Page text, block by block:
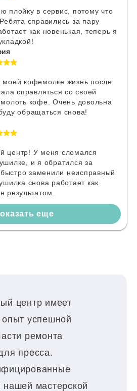
плойку в сервис, потому что
справились за пару
как новенькая, теперь я
моей кофемолке жизнь после
справляться со своей
кофе. Очень довольна
обращаться снова!
центр! У меня сломался
и я обратился за
заменили неисправный
снова работает как
результатом.
еще
центр имеет
опыт успешной
ремонта
пресса.
нашей мастерской